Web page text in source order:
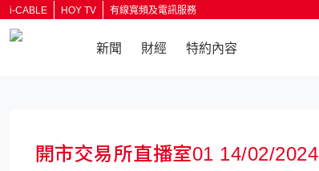
i-CABLE HOY TV 有線寬頻及電訊服務
新聞 財經 特約內容
開市交易所直播室01 14/02/2024